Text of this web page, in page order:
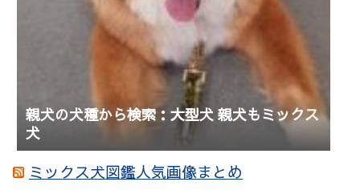
親犬の犬種から検索：大型犬 親犬もミックス
犬
ミックス犬図鑑人気画像まとめ